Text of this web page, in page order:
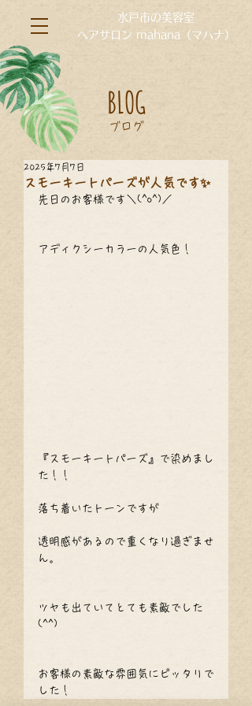
水戸市の美容室
ヘアサロン mahana（マハナ）
ブログ
BLOG
スモーキートパーズが人気です✨
2025年7月7日
先日のお客様です＼(^o^)／
アディクシーカラーの人気色！
『スモーキートパーズ』で染めまし
た！！
落ち着いたトーンですが
透明感があるので重くなり過ぎませ
ん。
ツヤも出ていてとても素敵でした
(^^)
お客様の素敵な雰囲気にピッタリで
した！